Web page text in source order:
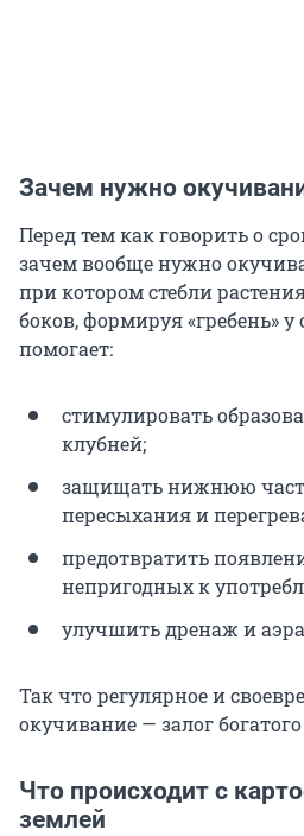
Зачем нужно
Перед тем как говорить о
зачем вообще нужно
при котором стебли
боков, формируя «гребень»
помогает:
стимулировать
клубней;
защищать нижнюю
пересыхания и
предотвратить
непригодных к
улучшить дренаж и
Так что регулярное и
окучивание — залог
Что происходит с
землей